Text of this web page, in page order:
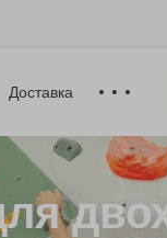
Доставка